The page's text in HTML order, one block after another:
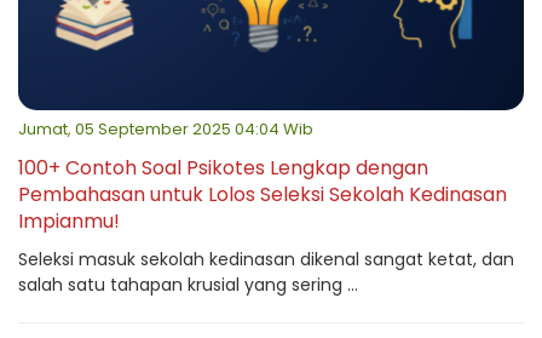
Jumat, 05 September 2025 04:04 Wib
100+ Contoh Soal Psikotes Lengkap dengan
Pembahasan untuk Lolos Seleksi Sekolah Kedinasan
Impianmu!
Seleksi masuk sekolah kedinasan dikenal sangat ketat, dan
salah satu tahapan krusial yang sering ...